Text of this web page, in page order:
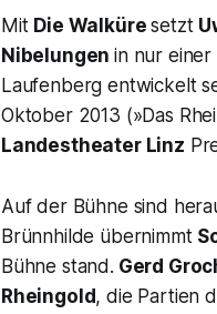
Mit Die Walküre setzt
Nibelungen in nur einer
Laufenberg entwickelt
Oktober 2013 (»Das
Landestheater Linz
Auf der Bühne sind
Brünnhilde übernimmt
Bühne stand. Gerd
Rheingold, die Partien